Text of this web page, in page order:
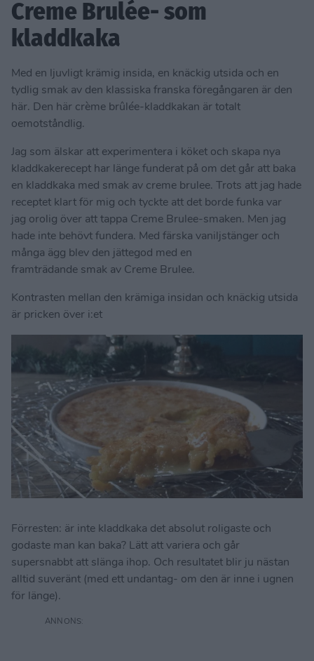
Creme Brulée- som
kladdkaka
Med en ljuvligt krämig insida, en knäckig utsida och en
tydlig smak av den klassiska franska föregångaren är den
här. Den här crème brûlée-kladdkakan är totalt
oemotståndlig.
Jag som älskar att experimentera i köket och skapa nya
kladdkakerecept har länge funderat på om det går att baka
en kladdkaka med smak av creme brulee. Trots att jag hade
receptet klart för mig och tyckte att det borde funka var
jag orolig över att tappa Creme Brulee-smaken. Men jag
hade inte behövt fundera. Med färska vaniljstänger och
många ägg blev den jättegod med en
framträdande smak av Creme Brulee.
Kontrasten mellan den krämiga insidan och knäckig utsida
är pricken över i:et
Förresten: är inte kladdkaka det absolut roligaste och
godaste man kan baka? Lätt att variera och går
supersnabbt att slänga ihop. Och resultatet blir ju nästan
alltid suveränt (med ett undantag- om den är inne i ugnen
för länge).